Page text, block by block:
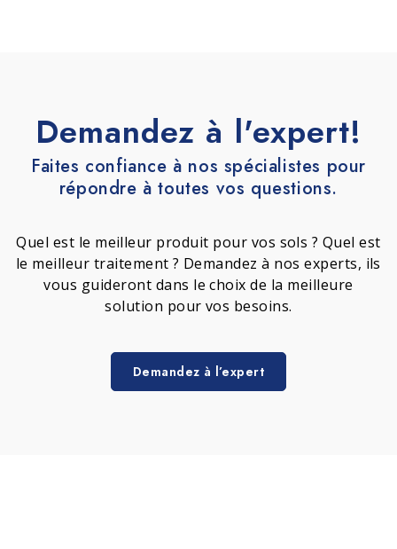
Demandez à l'expert!
Faites confiance à nos spécialistes pour
répondre à toutes vos questions.
Quel est le meilleur produit pour vos sols ? Quel est
le meilleur traitement ? Demandez à nos experts, ils
vous guideront dans le choix de la meilleure
solution pour vos besoins.
Demandez à l’expert